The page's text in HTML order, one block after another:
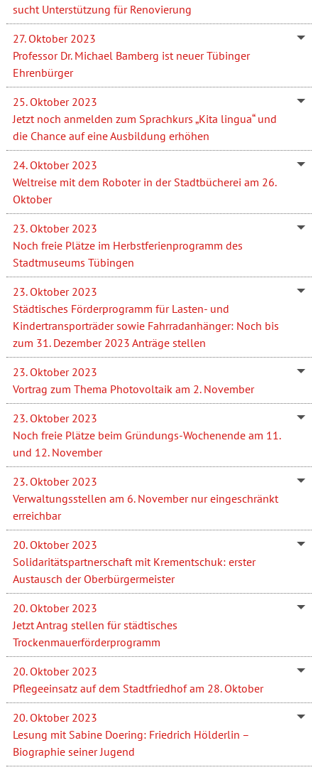
sucht Unterstützung für Renovierung
27. Oktober 2023
Professor Dr. Michael Bamberg ist neuer Tübinger
Ehrenbürger
25. Oktober 2023
Jetzt noch anmelden zum Sprachkurs „Kita lingua“ und
die Chance auf eine Ausbildung erhöhen
24. Oktober 2023
Weltreise mit dem Roboter in der Stadtbücherei am 26.
Oktober
23. Oktober 2023
Noch freie Plätze im Herbstferienprogramm des
Stadtmuseums Tübingen
23. Oktober 2023
Städtisches Förderprogramm für Lasten- und
Kindertransporträder sowie Fahrradanhänger: Noch bis
zum 31. Dezember 2023 Anträge stellen
23. Oktober 2023
Vortrag zum Thema Photovoltaik am 2. November
23. Oktober 2023
Noch freie Plätze beim Gründungs-Wochenende am 11.
und 12. November
23. Oktober 2023
Verwaltungsstellen am 6. November nur eingeschränkt
erreichbar
20. Oktober 2023
Solidaritätspartnerschaft mit Krementschuk: erster
Austausch der Oberbürgermeister
20. Oktober 2023
Jetzt Antrag stellen für städtisches
Trockenmauerförderprogramm
20. Oktober 2023
Pflegeeinsatz auf dem Stadtfriedhof am 28. Oktober
20. Oktober 2023
Lesung mit Sabine Doering: Friedrich Hölderlin –
Biographie seiner Jugend